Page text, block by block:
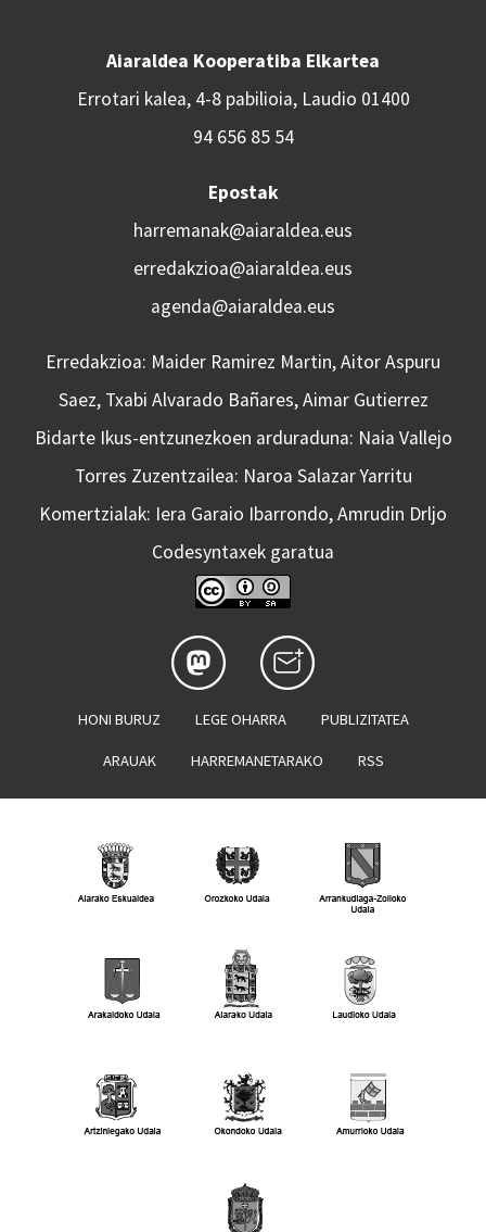
Aiaraldea Kooperatiba Elkartea
Errotari kalea, 4-8 pabilioia, Laudio 01400
94 656 85 54
Epostak
harremanak@aiaraldea.eus
erredakzioa@aiaraldea.eus
agenda@aiaraldea.eus
Erredakzioa: Maider Ramirez Martin, Aitor Aspuru
Saez, Txabi Alvarado Bañares, Aimar Gutierrez
Bidarte Ikus-entzunezkoen arduraduna: Naia Vallejo
Torres Zuzentzailea: Naroa Salazar Yarritu
Komertzialak: Iera Garaio Ibarrondo, Amrudin Drljo
Codesyntaxek garatua
HONI BURUZ LEGE OHARRA PUBLIZITATEA
ARAUAK HARREMANETARAKO RSS